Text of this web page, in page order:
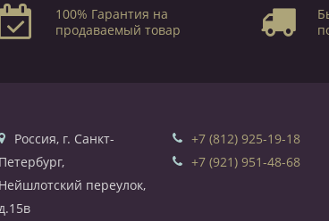
100% Гарантия на
продаваемый товар
Россия, г. Санкт-
Петербург,
Нейшлотский переулок,
д.15в
+7 (812) 925-19-18
+7 (921) 951-48-68